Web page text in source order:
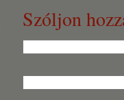
Szóljon